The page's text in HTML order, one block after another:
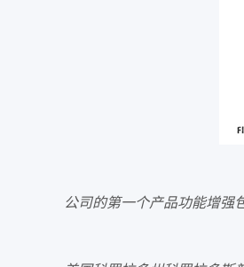
公司的第一个产品功能增强